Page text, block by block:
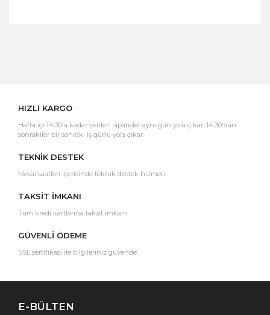
HIZLI KARGO
Hafta içi 14:30'a kadar verilen siparişler aynı gün yola çıkar. 14:30'dan
sonrakiler bir sonraki iş günü yola çıkar.
TEKNİK DESTEK
Mesai saatleri içerisinde teknik destek hizmeti
TAKSİT İMKANI
Tüm kredi kartlarına taksit imkanı
GÜVENLİ ÖDEME
SSL sertifikası ile bilgileriniz güvende.
E-BÜLTEN